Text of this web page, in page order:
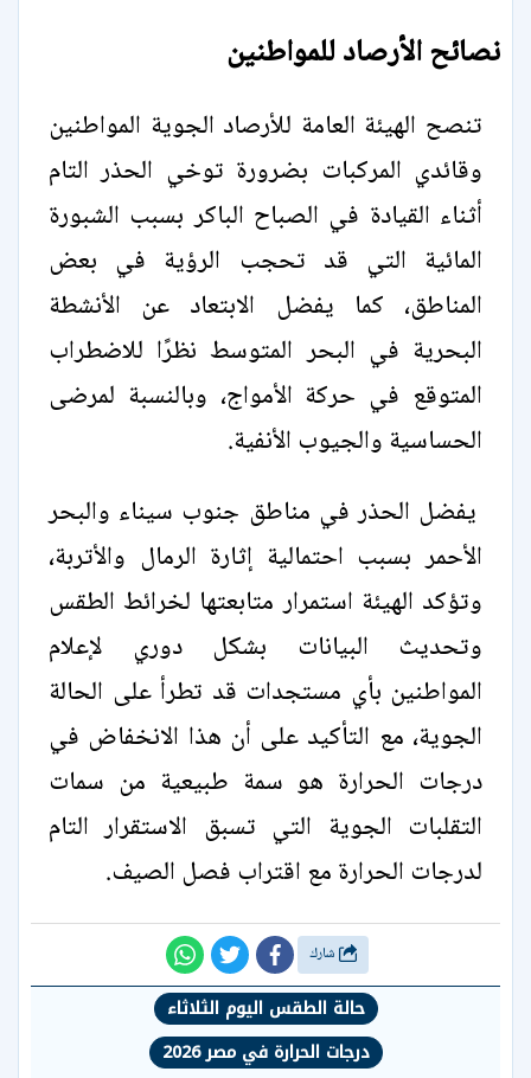
نصائح الأرصاد للمواطنين
تنصح الهيئة العامة للأرصاد الجوية المواطنين
وقائدي المركبات بضرورة توخي الحذر التام
أثناء القيادة في الصباح الباكر بسبب الشبورة
المائية التي قد تحجب الرؤية في بعض
المناطق، كما يفضل الابتعاد عن الأنشطة
البحرية في البحر المتوسط نظرًا للاضطراب
المتوقع في حركة الأمواج، وبالنسبة لمرضى
الحساسية والجيوب الأنفية.
يفضل الحذر في مناطق جنوب سيناء والبحر
الأحمر بسبب احتمالية إثارة الرمال والأتربة،
وتؤكد الهيئة استمرار متابعتها لخرائط الطقس
وتحديث البيانات بشكل دوري لإعلام
المواطنين بأي مستجدات قد تطرأ على الحالة
الجوية، مع التأكيد على أن هذا الانخفاض في
درجات الحرارة هو سمة طبيعية من سمات
التقلبات الجوية التي تسبق الاستقرار التام
لدرجات الحرارة مع اقتراب فصل الصيف.
حالة الطقس اليوم الثلاثاء
درجات الحرارة في مصر 2026